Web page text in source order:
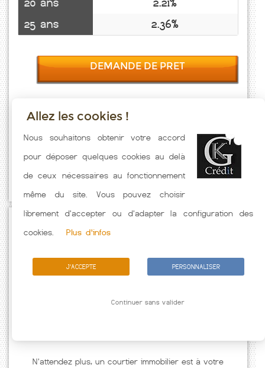
20 ans
2.21%
25 ans
2.36%
DEMANDE DE PRET
Taux emprunt actualisés (Kaala Gomen) toutes les semaines. Taux
Immobilier pratiqués par nos partenaires bancaires. Meilleur Taux
hors assurance. Taux crédit immobilier indicatif fonction des
caractéristiques de l'emprunteur.
N'attendez plus, un courtier immobilier est à votre
Allez les cookies !
Nous souhaitons obtenir votre accord
pour déposer quelques cookies au delà
de ceux nécessaires au fonctionnement
même du site. Vous pouvez choisir
librement d'accepter ou d'adapter la configuration des
cookies.
Plus d'infos
J'ACCEPTE PERSONNALISER
Continuer sans valider